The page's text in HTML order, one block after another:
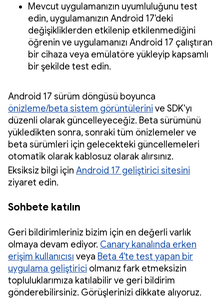
Mevcut uygulamanızın uyumluluğunu test
edin, uygulamanızın Android 17'deki
değişikliklerden etkilenip etkilenmediğini
öğrenin ve uygulamanızı Android 17 çalıştıran
bir cihaza veya emülatöre yükleyip kapsamlı
bir şekilde test edin.
Android 17 sürüm döngüsü boyunca
önizleme/beta sistem görüntülerini ve SDK'yı
düzenli olarak güncelleyeceğiz. Beta sürümünü
yükledikten sonra, sonraki tüm önizlemeler ve
beta sürümleri için gelecekteki güncellemeleri
otomatik olarak kablosuz olarak alırsınız.
Eksiksiz bilgi için Android 17 geliştirici sitesini
ziyaret edin.
Sohbete katılın
Geri bildirimleriniz bizim için en değerli varlık
olmaya devam ediyor. Canary kanalında erken
erişim kullanıcısı veya Beta 4'te test yapan bir
uygulama geliştirici olmanız fark etmeksizin
topluluklarımıza katılabilir ve geri bildirim
gönderebilirsiniz. Görüşlerinizi dikkate alıyoruz.